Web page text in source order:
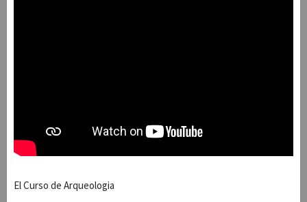
El Curso de Arqueologia